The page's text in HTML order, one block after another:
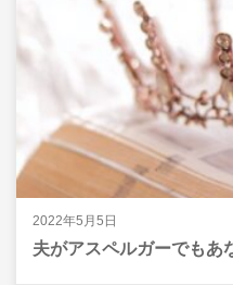
2022年5月5日
夫がアスペルガーでもあ